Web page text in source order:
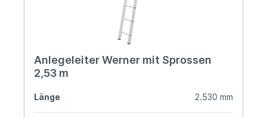
Anlegeleiter Werner mit Sprossen
2,53 m
Länge 2.530 mm